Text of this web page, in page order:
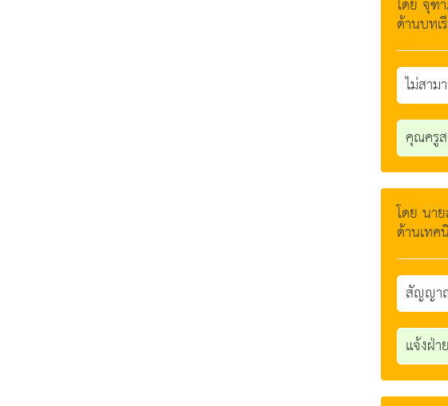
ด้านบทเ
ไม่สาม
คุณครู
โดย นา
ด้านเทค
สัญญา
แจ้งฝ่